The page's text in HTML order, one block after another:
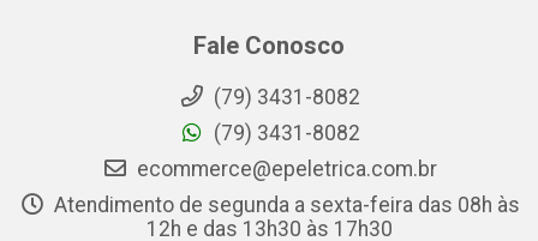
Fale Conosco
(79) 3431-8082
(79) 3431-8082
ecommerce@epeletrica.com.br
Atendimento de segunda a sexta-feira das 08h às
12h e das 13h30 às 17h30